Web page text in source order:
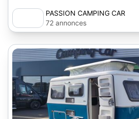
PASSION CAMPING CAR
72 annonces